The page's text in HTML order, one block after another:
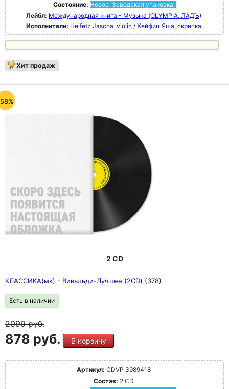
Состояние: Новое. Заводская упаковка.
Лейбл: Международная книга - Музыка (OLYMPIA, ЛАДЪ)
Исполнители: Heifetz Jascha, violin / Хейфиц Яша, скрипка
Хит продаж
2 CD
КЛАССИКА(мк) - Вивальди-Лучшее (2CD) (378)
Есть в наличии
2099руб.
878 руб. В корзину
Артикул: CDVP 3989418
Состав: 2 CD